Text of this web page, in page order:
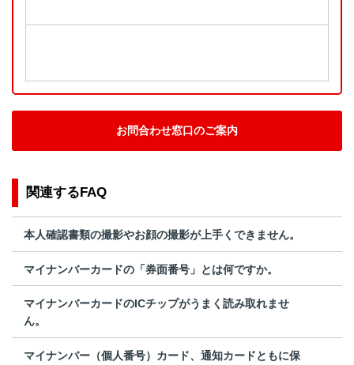
お問合わせ窓口のご案内
関連するFAQ
本人確認書類の撮影やお顔の撮影が上手くできません。
マイナンバーカードの「券面番号」とは何ですか。
マイナンバーカードのICチップがうまく読み取れませ
ん。
マイナンバー（個人番号）カード、通知カードともに保